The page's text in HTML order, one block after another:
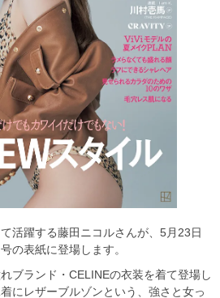
活躍する藤田ニコルさんが、5月23日
の表紙に登場します。
ブランド・CELINEの衣装を着て登場し
にレザーブルゾンという、強さと女っ